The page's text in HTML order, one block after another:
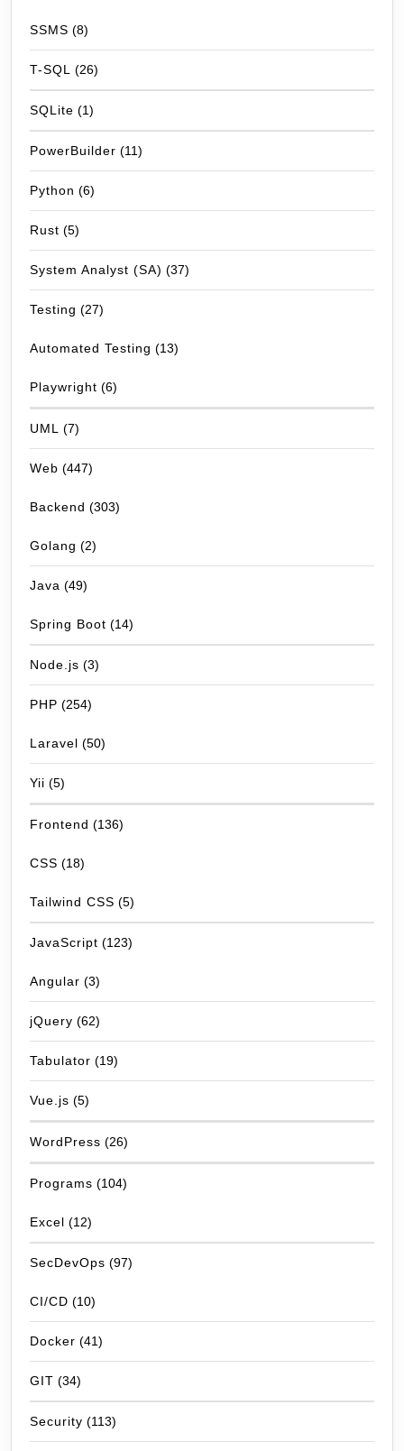
SSMS (8)
T-SQL (26)
SQLite (1)
PowerBuilder (11)
Python (6)
Rust (5)
System Analyst (SA) (37)
Testing (27)
Automated Testing (13)
Playwright (6)
UML (7)
Web (447)
Backend (303)
Golang (2)
Java (49)
Spring Boot (14)
Node.js (3)
PHP (254)
Laravel (50)
Yii (5)
Frontend (136)
CSS (18)
Tailwind CSS (5)
JavaScript (123)
Angular (3)
jQuery (62)
Tabulator (19)
Vue.js (5)
WordPress (26)
Programs (104)
Excel (12)
SecDevOps (97)
CI/CD (10)
Docker (41)
GIT (34)
Security (113)